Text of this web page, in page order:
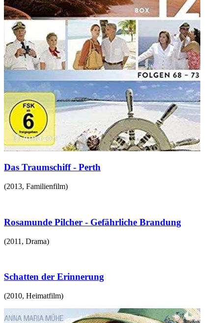
Das Traumschiff - Perth
(2013, Familienfilm)
Rosamunde Pilcher - Gefährliche Brandung
(2011 , Drama)
Schatten der Erinnerung
(2010, Heimatfilm)